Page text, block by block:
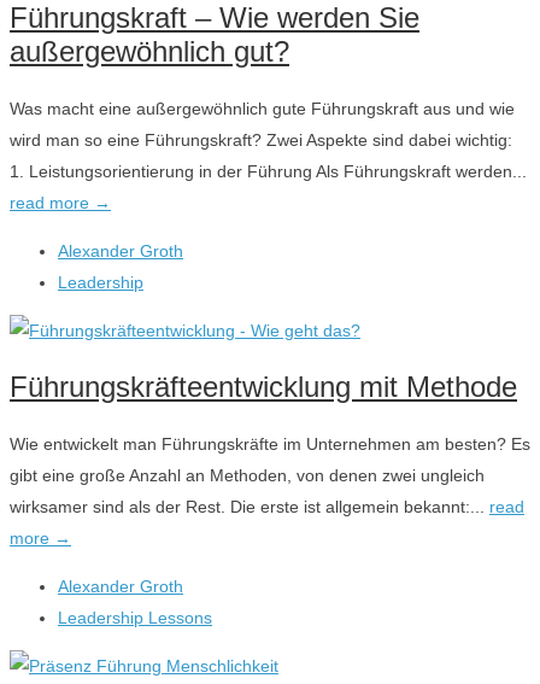
Führungskraft – Wie werden Sie
außergewöhnlich gut?
Was macht eine außergewöhnlich gute Führungskraft aus und wie
wird man so eine Führungskraft? Zwei Aspekte sind dabei wichtig:
1. Leistungsorientierung in der Führung Als Führungskraft werden...
read more →
Alexander Groth
Leadership
Führungskräfteentwicklung mit Methode
Wie entwickelt man Führungskräfte im Unternehmen am besten? Es
gibt eine große Anzahl an Methoden, von denen zwei ungleich
wirksamer sind als der Rest. Die erste ist allgemein bekannt:... read
more →
Alexander Groth
Leadership Lessons